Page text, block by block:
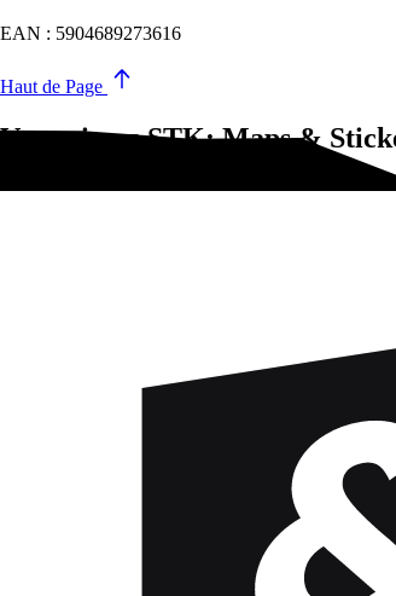
EAN : 5904689273616
Haut de Page
Vous aimez STK: Maps &